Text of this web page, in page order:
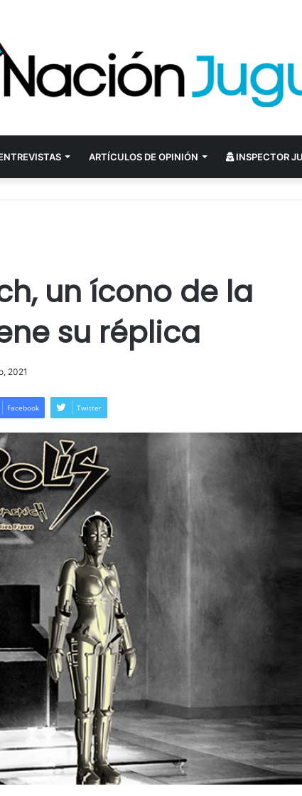
ARTÍCULOS DE OPINIÓN INSPECTOR
un ícono de la
su réplica
2021
Facebook Twitter